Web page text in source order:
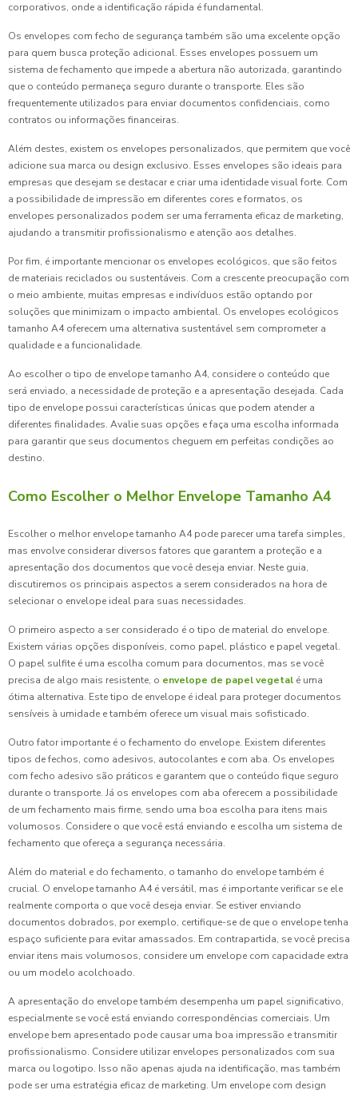
corporativos, onde a identificação rápida é fundamental.
Os envelopes com fecho de segurança também são uma excelente opção
para quem busca proteção adicional. Esses envelopes possuem um
sistema de fechamento que impede a abertura não autorizada, garantindo
que o conteúdo permaneça seguro durante o transporte. Eles são
frequentemente utilizados para enviar documentos confidenciais, como
contratos ou informações financeiras.
Além destes, existem os envelopes personalizados, que permitem que você
adicione sua marca ou design exclusivo. Esses envelopes são ideais para
empresas que desejam se destacar e criar uma identidade visual forte. Com
a possibilidade de impressão em diferentes cores e formatos, os
envelopes personalizados podem ser uma ferramenta eficaz de marketing,
ajudando a transmitir profissionalismo e atenção aos detalhes.
Por fim, é importante mencionar os envelopes ecológicos, que são feitos
de materiais reciclados ou sustentáveis. Com a crescente preocupação com
o meio ambiente, muitas empresas e indivíduos estão optando por
soluções que minimizam o impacto ambiental. Os envelopes ecológicos
tamanho A4 oferecem uma alternativa sustentável sem comprometer a
qualidade e a funcionalidade.
Ao escolher o tipo de envelope tamanho A4, considere o conteúdo que
será enviado, a necessidade de proteção e a apresentação desejada. Cada
tipo de envelope possui características únicas que podem atender a
diferentes finalidades. Avalie suas opções e faça uma escolha informada
para garantir que seus documentos cheguem em perfeitas condições ao
destino.
Como Escolher o Melhor Envelope Tamanho A4
Escolher o melhor envelope tamanho A4 pode parecer uma tarefa simples,
mas envolve considerar diversos fatores que garantem a proteção e a
apresentação dos documentos que você deseja enviar. Neste guia,
discutiremos os principais aspectos a serem considerados na hora de
selecionar o envelope ideal para suas necessidades.
O primeiro aspecto a ser considerado é o tipo de material do envelope.
Existem várias opções disponíveis, como papel, plástico e papel vegetal.
O papel sulfite é uma escolha comum para documentos, mas se você
precisa de algo mais resistente, o envelope de papel vegetal é uma
ótima alternativa. Este tipo de envelope é ideal para proteger documentos
sensíveis à umidade e também oferece um visual mais sofisticado.
Outro fator importante é o fechamento do envelope. Existem diferentes
tipos de fechos, como adesivos, autocolantes e com aba. Os envelopes
com fecho adesivo são práticos e garantem que o conteúdo fique seguro
durante o transporte. Já os envelopes com aba oferecem a possibilidade
de um fechamento mais firme, sendo uma boa escolha para itens mais
volumosos. Considere o que você está enviando e escolha um sistema de
fechamento que ofereça a segurança necessária.
Além do material e do fechamento, o tamanho do envelope também é
crucial. O envelope tamanho A4 é versátil, mas é importante verificar se ele
realmente comporta o que você deseja enviar. Se estiver enviando
documentos dobrados, por exemplo, certifique-se de que o envelope tenha
espaço suficiente para evitar amassados. Em contrapartida, se você precisa
enviar itens mais volumosos, considere um envelope com capacidade extra
ou um modelo acolchoado.
A apresentação do envelope também desempenha um papel significativo,
especialmente se você está enviando correspondências comerciais. Um
envelope bem apresentado pode causar uma boa impressão e transmitir
profissionalismo. Considere utilizar envelopes personalizados com sua
marca ou logotipo. Isso não apenas ajuda na identificação, mas também
pode ser uma estratégia eficaz de marketing. Um envelope com design